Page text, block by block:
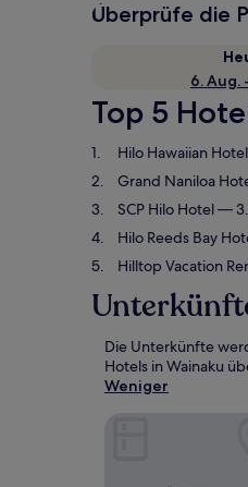
Überprüfe die
6. Aug.
Top 5
Hilo Hawaiian
Grand Naniloa
SCP Hilo Hotel—
Hilo Reeds Bay
Hilltop Vacation
Die Unterkünfte
Hotels in Wainaku
Weniger
Hilo Hawaiian